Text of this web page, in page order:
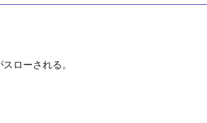
ローされる。